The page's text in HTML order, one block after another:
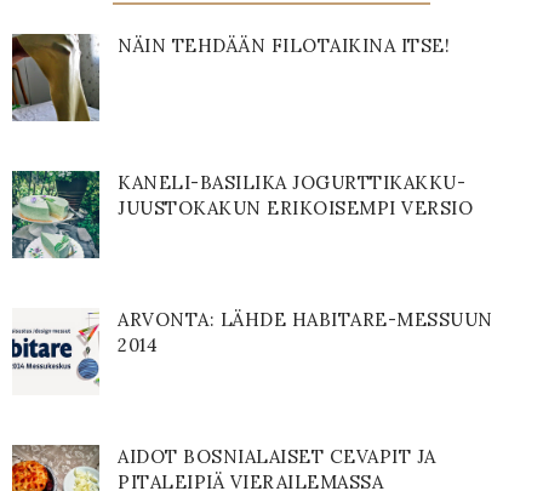
NÄIN TEHDÄÄN FILOTAIKINA ITSE!
KANELI-BASILIKA JOGURTTIKAKKU-
JUUSTOKAKUN ERIKOISEMPI VERSIO
ARVONTA: LÄHDE HABITARE-MESSUUN
2014
AIDOT BOSNIALAISET CEVAPIT JA
PITALEIPIÄ VIERAILEMASSA